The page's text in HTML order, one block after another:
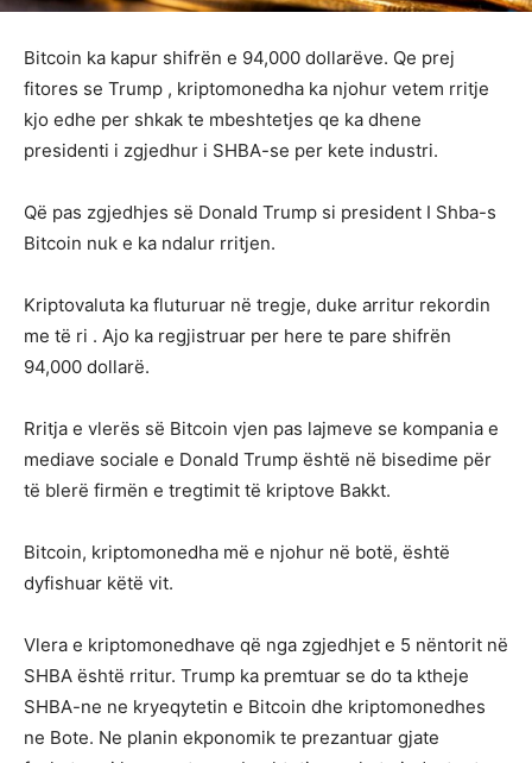
Bitcoin ka kapur shifrën e 94,000 dollarëve. Qe prej
fitores se Trump , kriptomonedha ka njohur vetem rritje
kjo edhe per shkak te mbeshtetjes qe ka dhene
presidenti i zgjedhur i SHBA-se per kete industri.
Që pas zgjedhjes së Donald Trump si president I Shba-s
Bitcoin nuk e ka ndalur rritjen.
Kriptovaluta ka fluturuar në tregje, duke arritur rekordin
me të ri . Ajo ka regjistruar per here te pare shifrën
94,000 dollarë.
Rritja e vlerës së Bitcoin vjen pas lajmeve se kompania e
mediave sociale e Donald Trump është në bisedime për
të blerë firmën e tregtimit të kriptove Bakkt.
Bitcoin, kriptomonedha më e njohur në botë, është
dyfishuar këtë vit.
Vlera e kriptomonedhave që nga zgjedhjet e 5 nëntorit në
SHBA është rritur. Trump ka premtuar se do ta ktheje
SHBA-ne ne kryeqytetin e Bitcoin dhe kriptomonedhes
ne Bote. Ne planin ekponomik te prezantuar gjate